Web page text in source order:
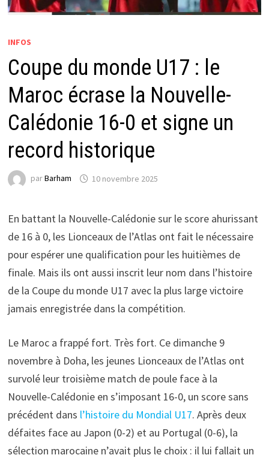
INFOS
Coupe du monde U17 : le
Maroc écrase la Nouvelle-
Calédonie 16-0 et signe un
record historique
parBarham 10 novembre 2025
En battant la Nouvelle-Calédonie sur le score ahurissant
de 16 à 0, les Lionceaux de l’Atlas ont fait le nécessaire
pour espérer une qualification pour les huitièmes de
finale. Mais ils ont aussi inscrit leur nom dans l’histoire
de la Coupe du monde U17 avec la plus large victoire
jamais enregistrée dans la compétition.
Le Maroc a frappé fort. Très fort. Ce dimanche 9
novembre à Doha, les jeunes Lionceaux de l’Atlas ont
survolé leur troisième match de poule face à la
Nouvelle-Calédonie en s’imposant 16-0, un score sans
précédent dans l’histoire du Mondial U17. Après deux
défaites face au Japon (0-2) et au Portugal (0-6), la
sélection marocaine n’avait plus le choix : il lui fallait un